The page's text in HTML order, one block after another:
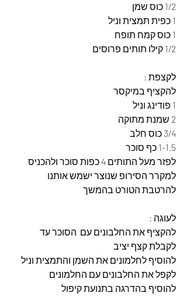
1/2 כוס שמן
1 כפית תמצית וניל
1 כוס קמח תופח
1/2 קילו תותים פרוסים
לקצפת :
להקציף במיקסר
1 פודינג וניל
2 שמנת מתוקה
3/4 כוס חלב
1-1.5 כף סוכר
לפזר מעל התותים 4 כפות סוכר ולהכניס
למקרר הסירופ שנוצר ישמש אותנו
להרטבת הטורט בהמשך
לעוגה :
להקציף את החלבונים עם  הסוכר עד
לקבלת קצף יציב
להוסיף לחלמונים את השמן והתמצית וניל
לקפל את החלבונים עם החלמונים
להוסיף בהדרגה בתנועת קיפול